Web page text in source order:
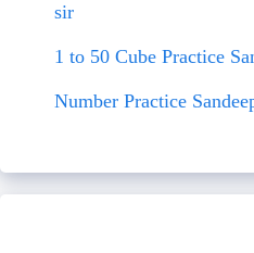
sir
1 to 50 Cube Practice
Number Practice